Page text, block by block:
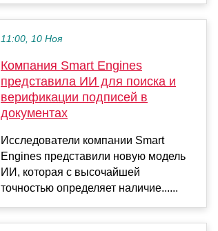
11:00, 10 Ноя
Компания Smart Engines
представила ИИ для поиска и
верификации подписей в
документах
Исследователи компании Smart
Engines представили новую модель
ИИ, которая с высочайшей
точностью определяет наличие......